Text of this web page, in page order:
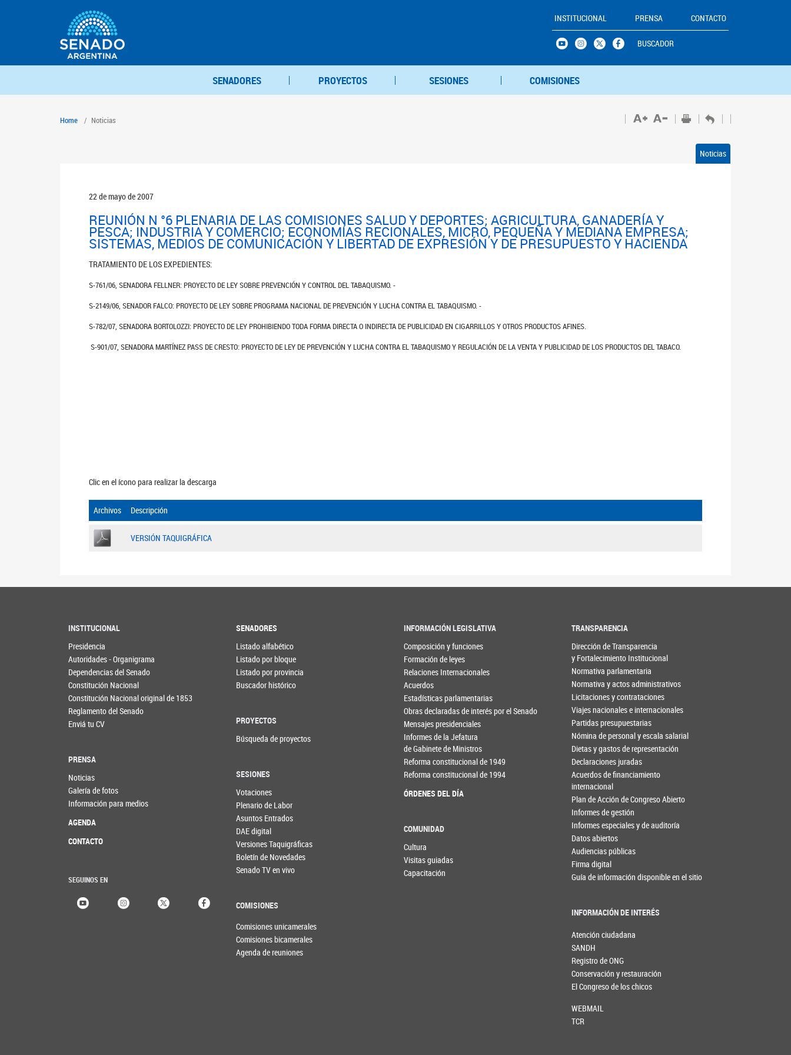
INSTITUCIONAL PRENSA CONTACTO
BUSCADOR
SENADORES PROYECTOS SESIONES COMISIONES
Home Noticias
Noticias
22 de mayo de 2007
REUNIÓN N °6 PLENARIA DE LAS COMISIONES SALUD Y DEPORTES; AGRICULTURA, GANADERÍA Y
PESCA; INDUSTRIA Y COMERCIO; ECONOMÍAS RECIONALES, MICRO, PEQUEÑA Y MEDIANA EMPRESA;
SISTEMAS, MEDIOS DE COMUNICACIÓN Y LIBERTAD DE EXPRESIÓN Y DE PRESUPUESTO Y HACIENDA
TRATAMIENTO DE LOS EXPEDIENTES:
S-761/06, SENADORA FELLNER: PROYECTO DE LEY SOBRE PREVENCIÓN Y CONTROL DEL TABAQUISMO. -
S-2149/06, SENADOR FALCO: PROYECTO DE LEY SOBRE PROGRAMA NACIONAL DE PREVENCIÓN Y LUCHA CONTRA EL TABAQUISMO. -
S-782/07, SENADORA BORTOLOZZI: PROYECTO DE LEY PROHIBIENDO TODA FORMA DIRECTA O INDIRECTA DE PUBLICIDAD EN CIGARRILLOS Y OTROS PRODUCTOS AFINES.
S-901/07, SENADORA MARTÍNEZ PASS DE CRESTO: PROYECTO DE LEY DE PREVENCIÓN Y LUCHA CONTRA EL TABAQUISMO Y REGULACIÓN DE LA VENTA Y PUBLICIDAD DE LOS PRODUCTOS DEL TABACO.
Clic en el ícono para realizar la descarga
Archivos Descripción
VERSIÓN TAQUIGRÁFICA
INSTITUCIONAL
Presidencia
Autoridades - Organigrama
Dependencias del Senado
Constitución Nacional
Constitución Nacional original de 1853
Reglamento del Senado
Enviá tu CV
PRENSA
Noticias
Galería de fotos
Información para medios
AGENDA
CONTACTO
SEGUINOS EN
SENADORES
Listado alfabético
Listado por bloque
Listado por provincia
Buscador histórico
PROYECTOS
Búsqueda de proyectos
SESIONES
Votaciones
Plenario de Labor
Asuntos Entrados
DAE digital
Versiones Taquigráficas
Boletín de Novedades
Senado TV en vivo
COMISIONES
Comisiones unicamerales
Comisiones bicamerales
Agenda de reuniones
INFORMACIÓN LEGISLATIVA
Composición y funciones
Formación de leyes
Relaciones Internacionales
Acuerdos
Estadísticas parlamentarias
Obras declaradas de interés por el Senado
Mensajes presidenciales
Informes de la Jefatura
de Gabinete de Ministros
Reforma constitucional de 1949
Reforma constitucional de 1994
ÓRDENES DEL DÍA
COMUNIDAD
Cultura
Visitas guiadas
Capacitación
TRANSPARENCIA
Dirección de Transparencia
y Fortalecimiento Institucional
Normativa parlamentaria
Normativa y actos administrativos
Licitaciones y contrataciones
Viajes nacionales e internacionales
Partidas presupuestarias
Nómina de personal y escala salarial
Dietas y gastos de representación
Declaraciones juradas
Acuerdos de financiamiento
internacional
Plan de Acción de Congreso Abierto
Informes de gestión
Informes especiales y de auditoría
Datos abiertos
Audiencias públicas
Firma digital
Guía de información disponible en el sitio
INFORMACIÓN DE INTERÉS
Atención ciudadana
SANDH
Registro de ONG
Conservación y restauración
El Congreso de los chicos
WEBMAIL
TCR